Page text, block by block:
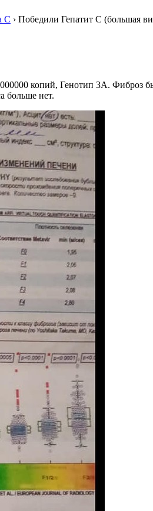
С › Победили Гепатит С (большая
копий, Генотип 3А.
больше нет.